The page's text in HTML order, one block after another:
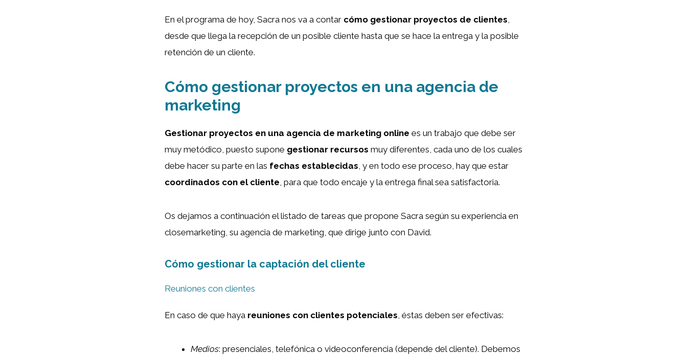
En el programa de hoy, Sacra nos va a contar cómo gestionar proyectos de clientes,
desde que llega la recepción de un posible cliente hasta que se hace la entrega y la posible
retención de un cliente.
Cómo gestionar proyectos en una agencia de
marketing
Gestionar proyectos en una agencia de marketing online es un trabajo que debe ser
muy metódico, puesto supone gestionar recursos muy diferentes, cada uno de los cuales
debe hacer su parte en las fechas establecidas, y en todo ese proceso, hay que estar
coordinados con el cliente, para que todo encaje y la entrega final sea satisfactoria.
Os dejamos a continuación el listado de tareas que propone Sacra según su experiencia en
closemarketing, su agencia de marketing, que dirige junto con David.
Cómo gestionar la captación del cliente
Reuniones con clientes
En caso de que haya reuniones con clientes potenciales, éstas deben ser efectivas:
Medios: presenciales, telefónica o videoconferencia (depende del cliente). Debemos